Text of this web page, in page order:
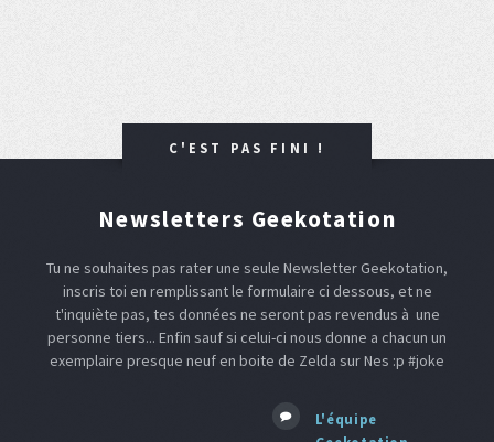
C'EST PAS FINI !
Newsletters Geekotation
Tu ne souhaites pas rater une seule Newsletter Geekotation,
inscris toi en remplissant le formulaire ci dessous, et ne
t'inquiète pas, tes données ne seront pas revendus à une
personne tiers... Enfin sauf si celui-ci nous donne a chacun un
exemplaire presque neuf en boite de Zelda sur Nes :p #joke
L'équipe